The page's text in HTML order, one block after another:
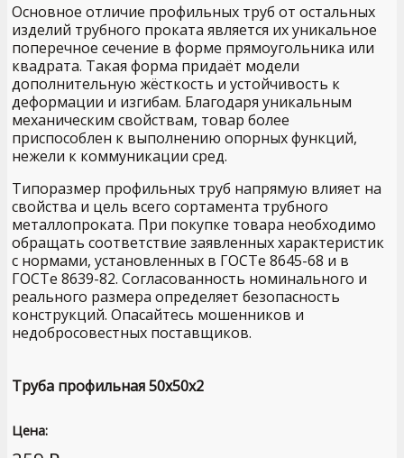
Основное отличие профильных труб от остальных
изделий трубного проката является их уникальное
поперечное сечение в форме прямоугольника или
квадрата. Такая форма придаёт модели
дополнительную жёсткость и устойчивость к
деформации и изгибам. Благодаря уникальным
механическим свойствам, товар более
приспособлен к выполнению опорных функций,
нежели к коммуникации сред.
Типоразмер профильных труб напрямую влияет на
свойства и цель всего сортамента трубного
металлопроката. При покупке товара необходимо
обращать соответствие заявленных характеристик
с нормами, установленных в ГОСТе 8645-68 и в
ГОСТе 8639-82. Согласованность номинального и
реального размера определяет безопасность
конструкций. Опасайтесь мошенников и
недобросовестных поставщиков.
Труба профильная 50х50х2
Цена: